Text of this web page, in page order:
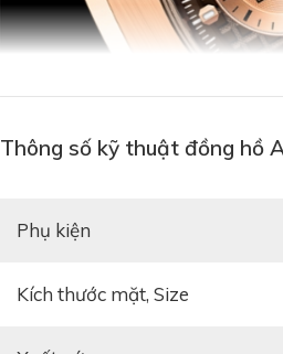
Bộ vỏ của đồng hồAudemars
Thông số kỹ thuật đồng hồ
Phụ kiện
Kích thước mặt, Size